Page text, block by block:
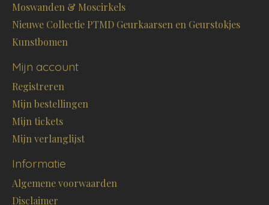
Moswanden & Moscirkels
Nieuwe Collectie PTMD Geurkaarsen en Geurstokjes
Kunstbomen
Mijn account
Registreren
Mijn bestellingen
Mijn tickets
Mijn verlanglijst
Informatie
Algemene voorwaarden
Disclaimer